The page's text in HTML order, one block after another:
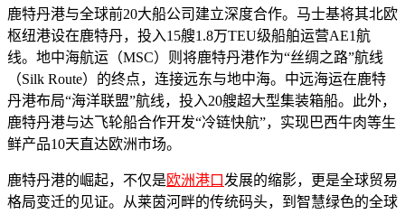
鹿特丹港与全球前20大船公司建立深度合作。马士基将其北欧
枢纽港设在鹿特丹，投入15艘1.8万TEU级船舶运营AE1航
线。地中海航运（MSC）则将鹿特丹港作为“丝绸之路”航线
（Silk Route）的终点，连接远东与地中海。中远海运在鹿特
丹港布局“海洋联盟”航线，投入20艘超大型集装箱船。此外，
鹿特丹港与达飞轮船合作开发“冷链快航”，实现巴西牛肉等生
鲜产品10天直达欧洲市场。
鹿特丹港的崛起，不仅是欧洲港口 发展的缩影，更是全球贸易
格局变迁的见证。从莱茵河畔的传统码头，到智慧绿色的全球